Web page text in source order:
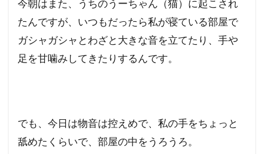
今朝はまた、うちのうーちゃん（猫）に起こされ
たんですが、いつもだったら私が寝ている部屋で
ガシャガシャとわざと大きな音を立てたり、手や
足を甘噛みしてきたりするんです。
でも、今日は物音は控えめで、私の手をちょっと
舐めたくらいで、部屋の中をうろうろ。